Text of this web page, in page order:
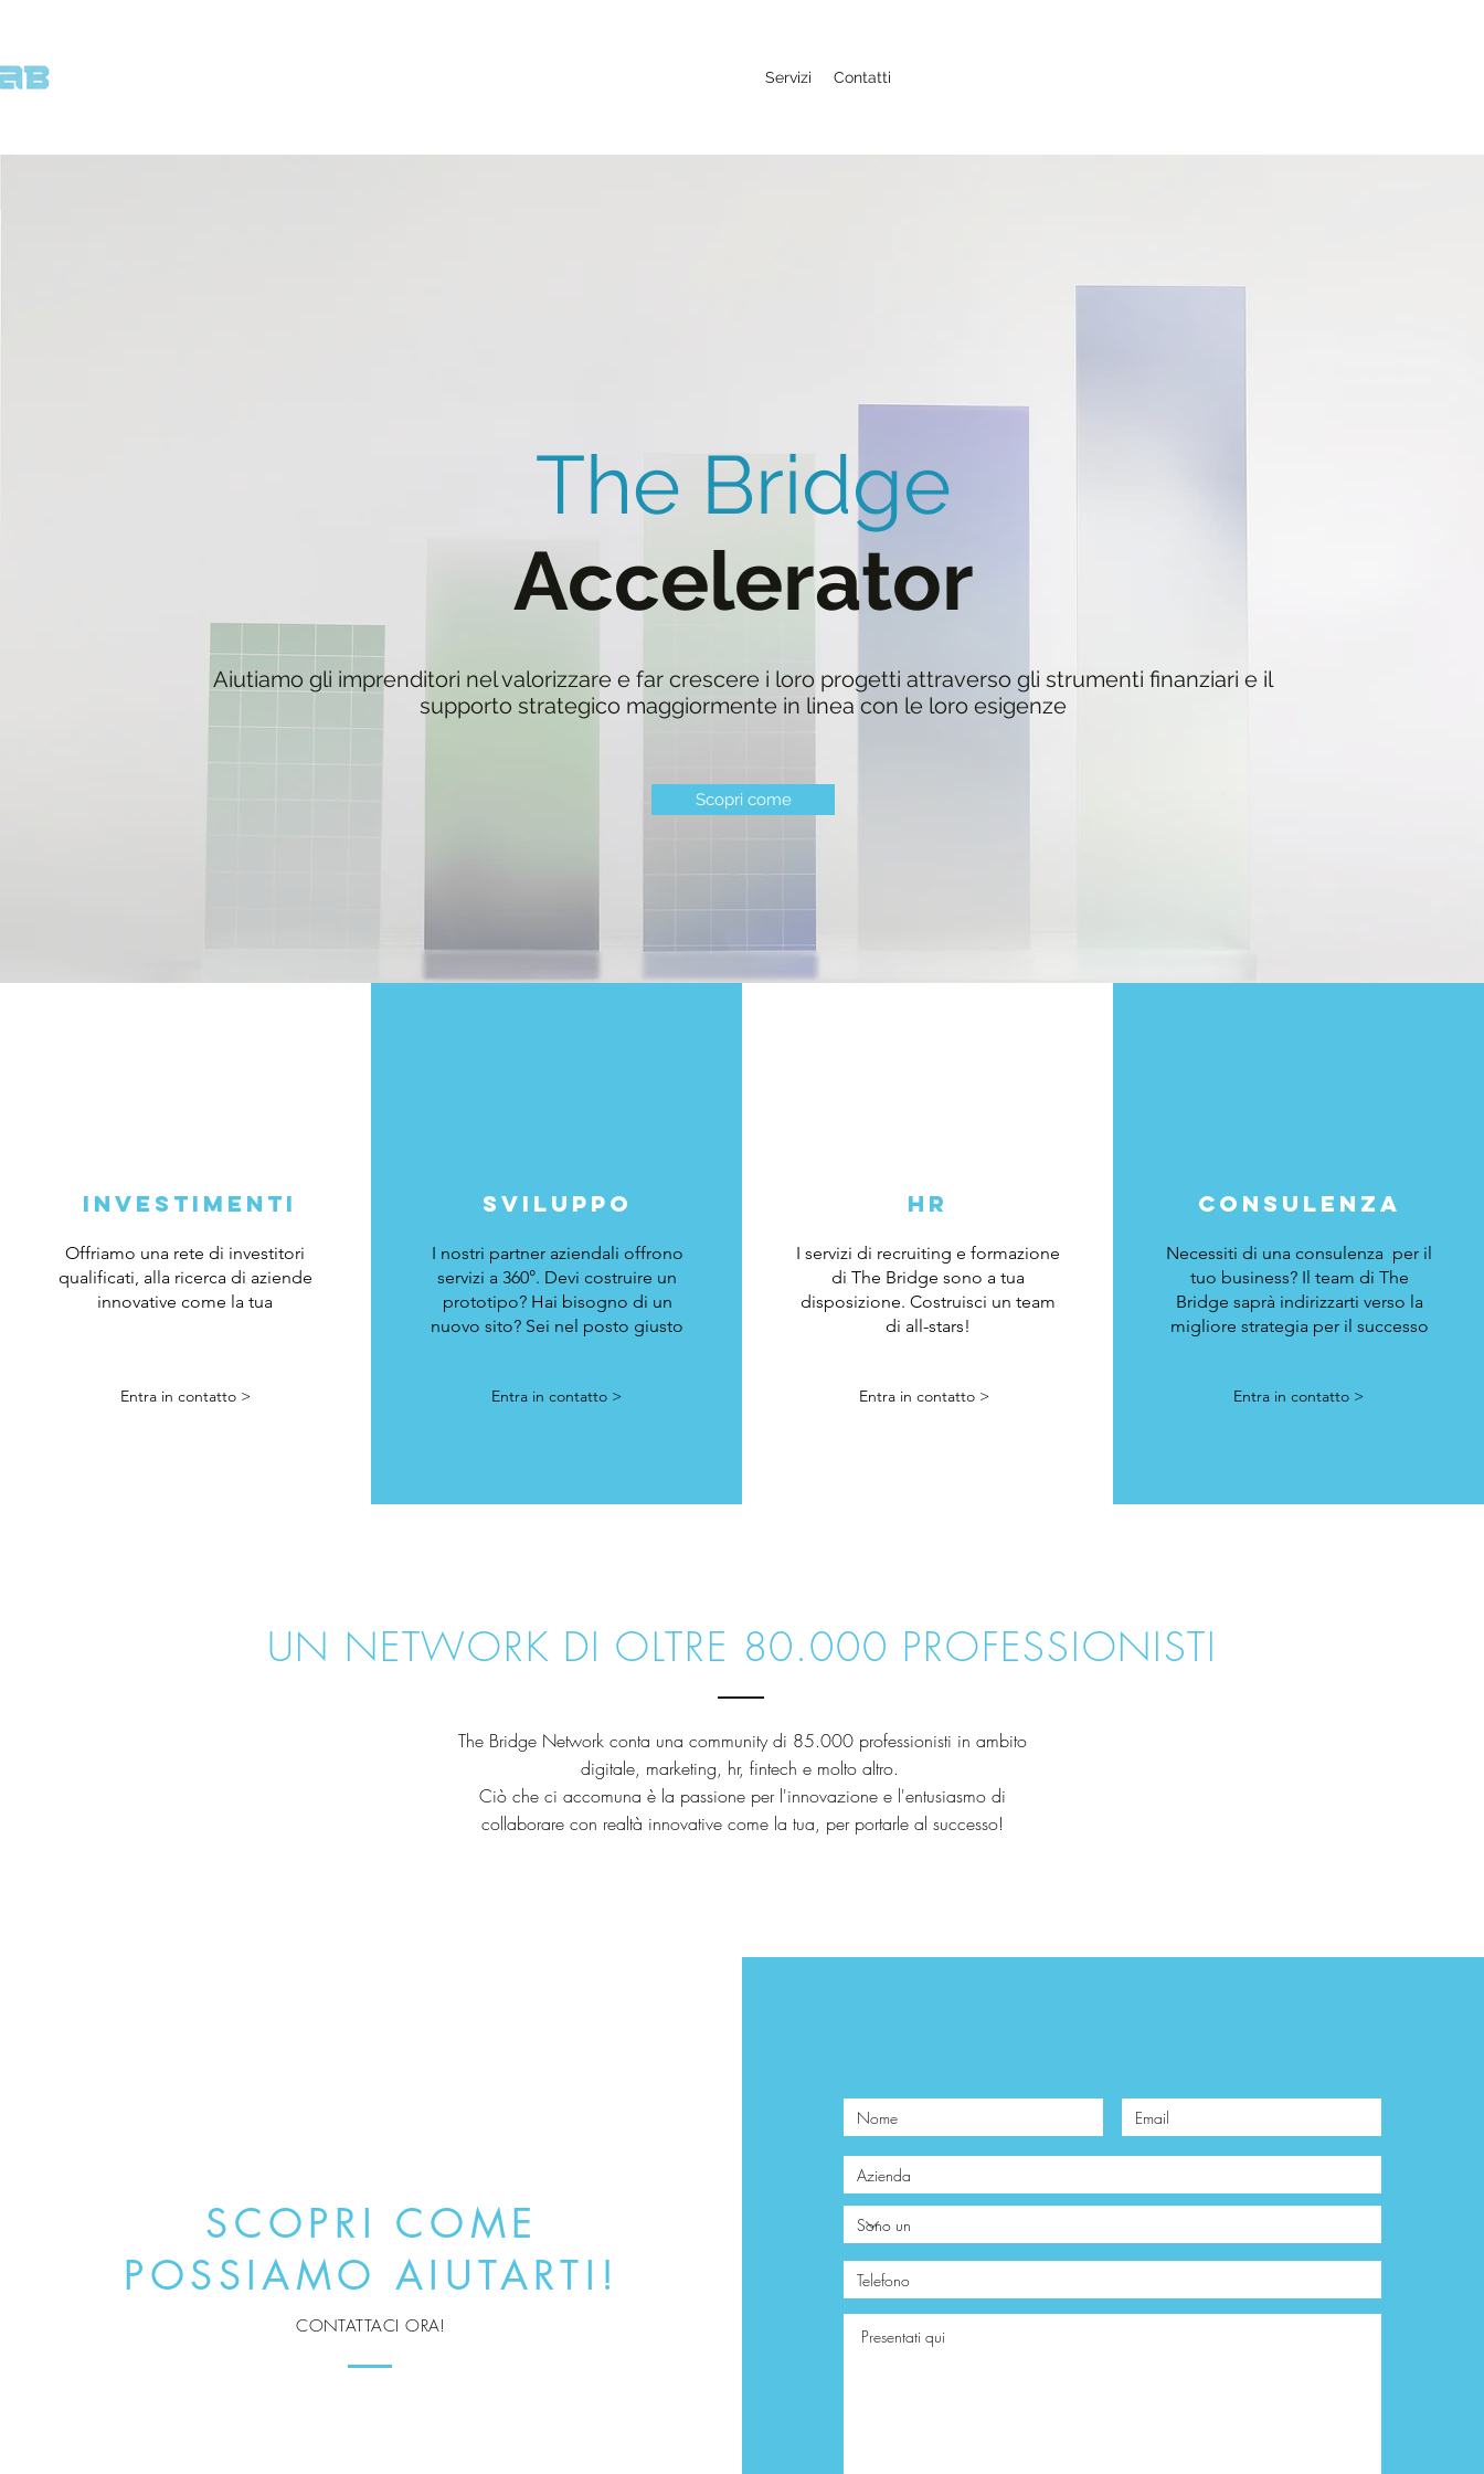
Servizi Contatti
The Bridge
Accelerator
Aiutiamo gli imprenditori nel valorizzare e far crescere i loro progetti attraverso gli strumenti finanziari e il
supporto strategico maggiormente in linea con le loro esigenze
Scopri come
investimenti
Offriamo una rete di investitori
qualificati, alla ricerca di aziende
innovative come la tua
Entra in contatto >
sviluppo
I nostri partner aziendali offrono
servizi a 360°. Devi costruire un
prototipo? Hai bisogno di un
nuovo sito? Sei nel posto giusto
Entra in contatto >
hr
I servizi di recruiting e formazione
di The Bridge sono a tua
disposizione. Costruisci un team
di all-stars!
Entra in contatto >
consulenza
Necessiti di una consulenza per il
tuo business? Il team di The
Bridge saprà indirizzarti verso la
migliore strategia per il successo
Entra in contatto >
UN NETWORK DI OLTRE 80.000 PROFESSIONISTI
The Bridge Network conta una community di 85.000 professionisti in ambito
digitale, marketing, hr, fintech e molto altro.
Ciò che ci accomuna è la passione per l'innovazione e l'entusiasmo di
collaborare con realtà innovative come la tua, per portarle al successo!
SCOPRI COME
POSSIAMO AIUTARTI!
CONTATTACI ORA!